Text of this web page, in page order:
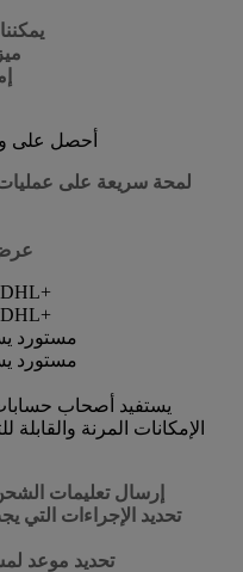
أحصل على
لمحة سريعة على عمليات
يستفيد أصحاب
الإمكانات المرنة
إرسال تعليمات
تحديد الإجراءات
تحديد موعد